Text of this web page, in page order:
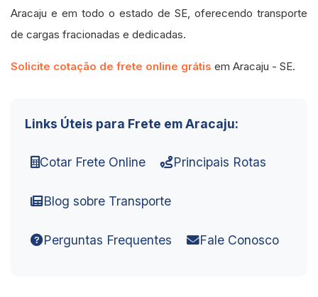
Aracaju e em todo o estado de SE, oferecendo transporte
de cargas fracionadas e dedicadas.
Solicite cotação de frete online grátis em Aracaju - SE.
Links Úteis para Frete em Aracaju:
Cotar Frete Online Principais Rotas
Blog sobre Transporte
Perguntas Frequentes Fale Conosco